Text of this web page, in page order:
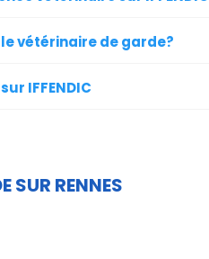
vétérinaire de garde?
IFFENDIC
SUR RENNES